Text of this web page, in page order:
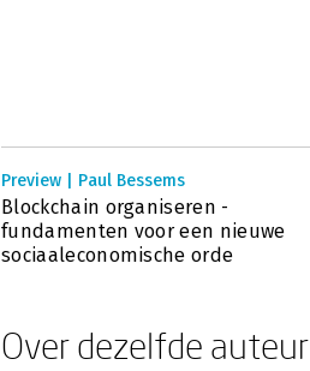
Preview | Paul Bessems
Blockchain organiseren -
fundamenten voor een nieuwe
sociaaleconomische orde
Over dezelfde auteur